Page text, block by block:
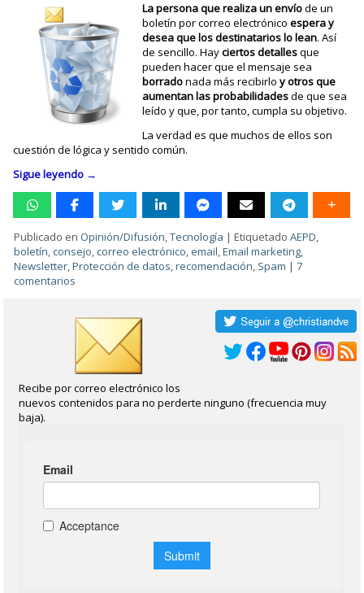
La persona que realiza un envíode un
boletín por correo electrónico espera y
desea que los destinatarios lo lean. Así
de sencillo. Hayciertos detallesque
pueden hacer que el mensaje sea
borradonada más recibirlo y otros que
aumentan las probabilidadesde que sea
leído y que, por tanto, cumpla su objetivo.
La verdad es que muchos de ellos son
cuestión de lógica y sentido común.
Sigue leyendo →
Publicado en Opinión/Difusión,Tecnología |Etiquetado AEPD,
boletín,consejo,correo electrónico, email,Email marketing,
Newsletter,Protección de datos,recomendación, Spam |7
comentarios
Recibe por correo electrónico los
nuevos contenidos para no perderte ninguno (frecuencia muy
baja).